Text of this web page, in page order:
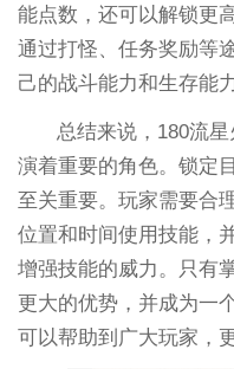
能点数，还可以解锁更
通过打怪、任务奖励等
己的战斗能力和生存能力
总结来说，180流
演着重要的角色。锁定
至关重要。玩家需要合
位置和时间使用技能，
增强技能的威力。只有
更大的优势，并成为一
可以帮助到广大玩家，